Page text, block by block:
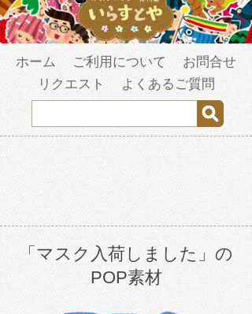
ホーム ご利用について
お問合せ
リクエスト
よくあるご質問
「マスク入荷しました」の
POP素材